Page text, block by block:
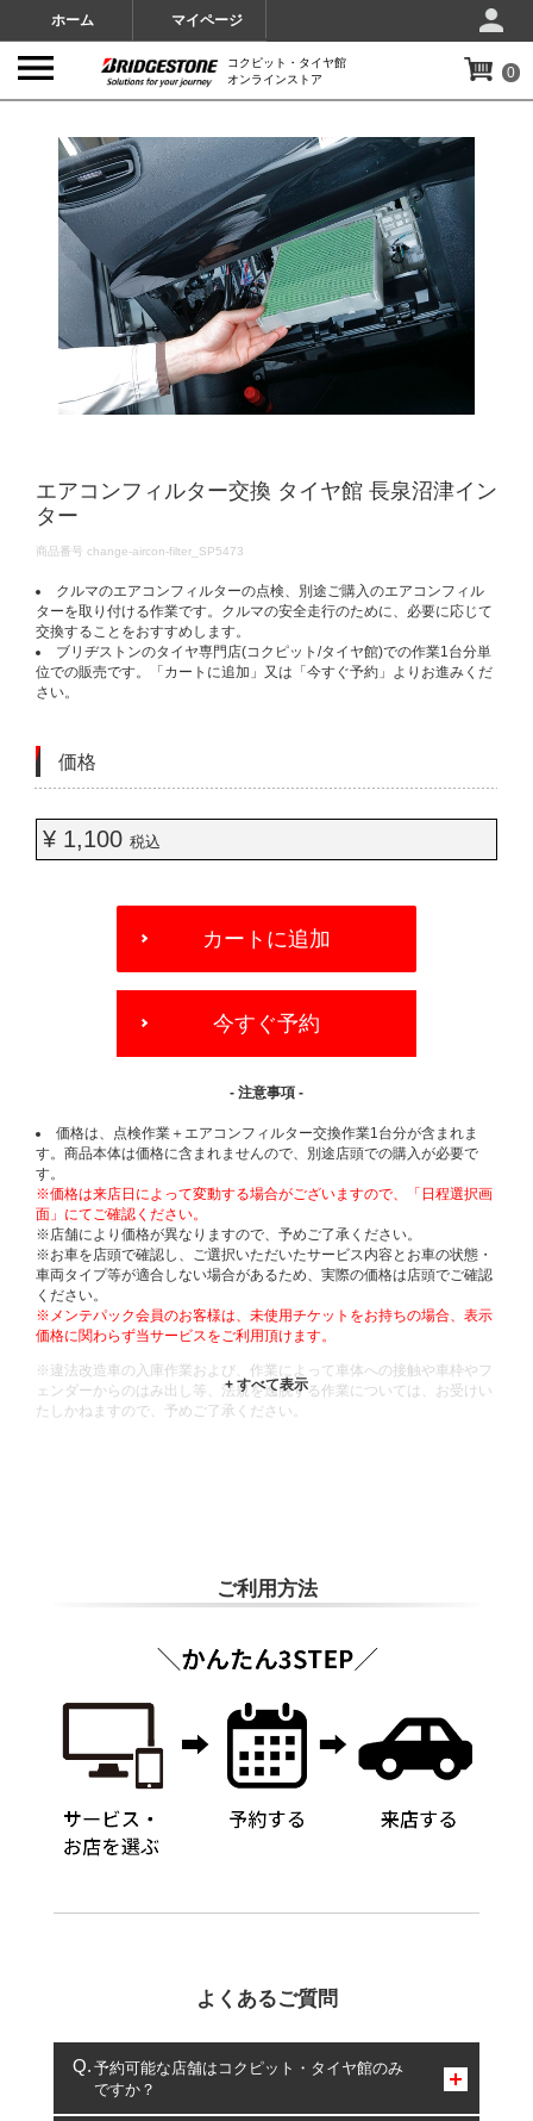
ホーム マイページ
コクピット・タイヤ館
オンラインストア
0
エアコンフィルター交換 タイヤ館 長泉沼津イン
ター
DETAILS
商品番号 change-aircon-filter_SP5473
クルマのエアコンフィルターの点検、別途ご購入のエアコンフィル
ターを取り付ける作業です。クルマの安全走行のために、必要に応じて
交換することをおすすめします。
ブリヂストンのタイヤ専門店(コクピット/タイヤ館)での作業1台分単
位での販売です。「カートに追加」又は「今すぐ予約」よりお進みくだ
さい。
価格
¥ 1,100 税込
OPTIONS
カートに追加
今すぐ予約
- 注意事項 -
価格は、点検作業＋エアコンフィルター交換作業1台分が含まれま
す。商品本体は価格に含まれませんので、別途店頭での購入が必要で
す。
※価格は来店日によって変動する場合がございますので、「日程選択画
面」にてご確認ください。
※店舗により価格が異なりますので、予めご了承ください。
※お車を店頭で確認し、ご選択いただいたサービス内容とお車の状態・
車両タイプ等が適合しない場合があるため、実際の価格は店頭でご確認
ください。
※メンテパック会員のお客様は、未使用チケットをお持ちの場合、表示
価格に関わらず当サービスをご利用頂けます。
※違法改造車の入庫作業および、作業によって車体への接触や車枠やフ
ェンダーからのはみ出し等、法規を逸脱する作業については、お受けい
たしかねますので、予めご了承ください。
ご利用方法
よくあるご質問
予約可能な店舗はコクピット・タイヤ館のみ
ですか？